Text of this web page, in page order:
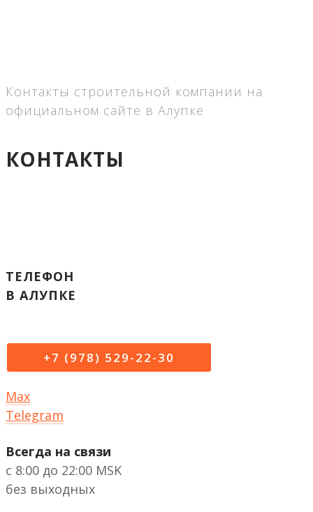
Контакты строительной компании на
официальном сайте в Алупке
КОНТАКТЫ
ТЕЛЕФОН
В АЛУПКЕ
+7 (978) 529-22-30
Max
Telegram
Всегда на связи
с 8:00 до 22:00 MSK
без выходных